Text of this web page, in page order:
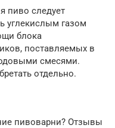
пиво следует
углекислым газом
блока
поставляемых в
смесями.
отдельно.
пивоварни? Отзывы